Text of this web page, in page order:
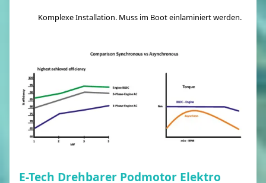
Komplexe Installation. Muss im Boot einlaminiert werden.
E-Tech Drehbarer Podmotor Elektro